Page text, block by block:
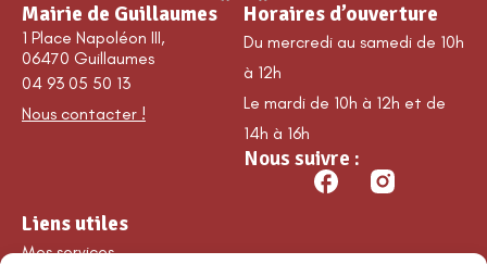
Mairie de Guillaumes
1 Place Napoléon III,
06470 Guillaumes
04 93 05 50 13
Nous contacter !
Horaires d’ouverture
Du mercredi au samedi de 10h
à 12h
Le mardi de 10h à 12h et de
14h à 16h
Nous suivre :
Liens utiles
Mes services